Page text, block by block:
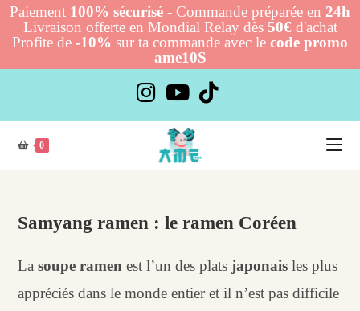
Paiement 100% sécurisé - Commande préparée en 24h
Livraison offerte en Mondial Relay dès 50€d'achat
Profite de -10% sur ta commande avec le code promo
ame10S
content
0
Samyang ramen : le ramen Coréen
Lasoupe ramen est l’un des plats japonais les plus
appréciés dans le monde entier et il n’est pas difficile